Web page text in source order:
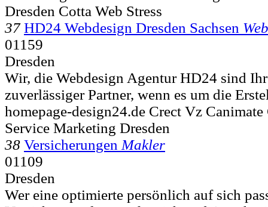
Dresden Cotta Web Stress
37 HD24 Webdesign Dresden Sachsen
01159
Dresden
Wir, die Webdesign Agentur HD24 sind
zuverlässiger Partner, wenn es um die
homepage-design24.de Crect Vz Canimate
Service Marketing Dresden
38 Versicherungen Makler
01109
Dresden
Wer eine optimierte persönlich auf sich